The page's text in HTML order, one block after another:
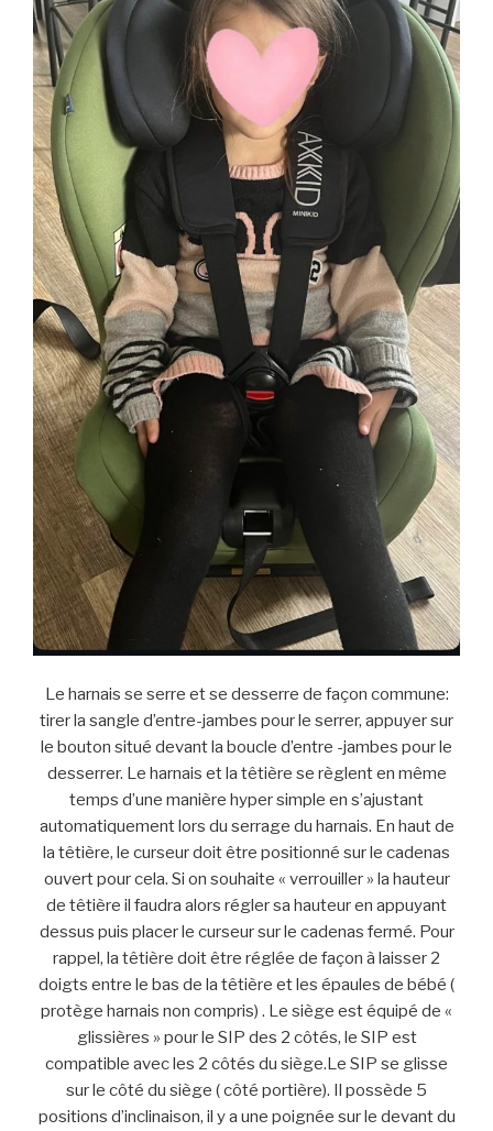
Le harnais se serre et se desserre de façon commune:
tirer la sangle d’entre-jambes pour le serrer, appuyer sur
le bouton situé devant la boucle d’entre -jambes pour le
desserrer. Le harnais et la têtière se règlent en même
temps d’une manière hyper simple en s’ajustant
automatiquement lors du serrage du harnais. En haut de
la têtière, le curseur doit être positionné sur le cadenas
ouvert pour cela. Si on souhaite « verrouiller » la hauteur
de têtière il faudra alors régler sa hauteur en appuyant
dessus puis placer le curseur sur le cadenas fermé. Pour
rappel, la têtière doit être réglée de façon à laisser 2
doigts entre le bas de la têtière et les épaules de bébé (
protège harnais non compris) . Le siège est équipé de «
glissières » pour le SIP des 2 côtés, le SIP est
compatible avec les 2 côtés du siège.Le SIP se glisse
sur le côté du siège ( côté portière). Il possède 5
positions d’inclinaison, il y a une poignée sur le devant du